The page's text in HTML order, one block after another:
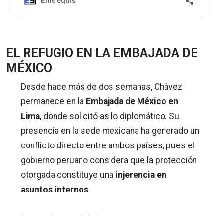
EL REFUGIO EN LA EMBAJADA DE
MÉXICO
Desde hace más de dos semanas, Chávez
permanece en la Embajada de México en
Lima, donde solicitó asilo diplomático. Su
presencia en la sede mexicana ha generado un
conflicto directo entre ambos países, pues el
gobierno peruano considera que la protección
otorgada constituye una injerencia en
asuntos internos.